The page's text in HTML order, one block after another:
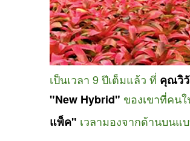
เป็นเวลา 9 ปีเต็มแล้ว ที่ คุณวิ
"New Hybrid" ของเขาที่คน
แพ็ค" เวลามองจากด้านบนแ